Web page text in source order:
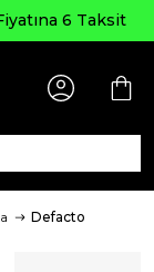
6 Taksit
Defacto